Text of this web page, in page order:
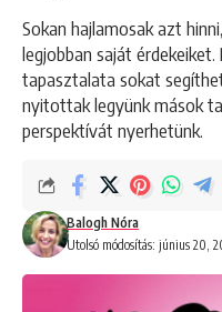
Sokan hajlamosak azt
legjobban saját
tapasztalata sokat
nyitottak legyünk mások
perspektívát nyerhetünk.
Utolsó módosítás: június 20,
Balogh Nóra